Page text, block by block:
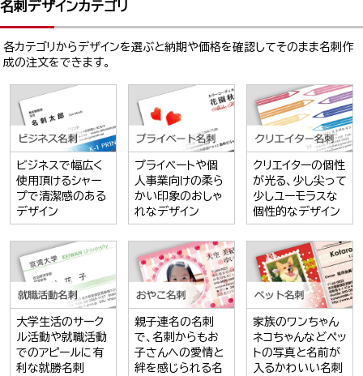
名刺デザインカテゴリ
各カテゴリからデザインを選ぶと納期や価格を確認してそのまま名刺作
成の注文をできます。
ビジネスで幅広く
使用頂けるシャー
プで清潔感のある
デザイン
プライベートや個
人事業向けの柔ら
かい印象のおしゃ
れなデザイン
クリエイターの個性
が光る、少し尖って
少しユーモラスな
個性的なデザイン
大学生活のサーク
ル活動や就職活動
でのアピールに有
利な就勝名刺
親子連名の名刺
で、名刺からもお
子さんへの愛情と
絆を感じられる名
家族のワンちゃん
ネコちゃんなどペッ
トの写真と名前が
入るかわいい名刺